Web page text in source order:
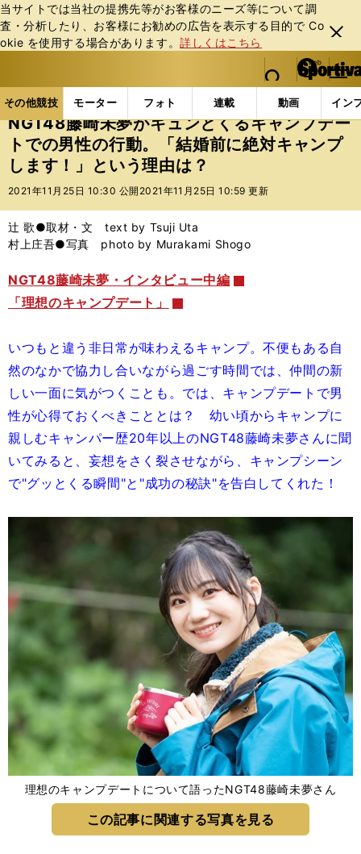
当サイトでは当社の提携先等がお客様のニーズ等について調
査・分析したり、お客様にお勧めの広告を表⽰する⽬的で Co
okie を使⽤する場合があります。詳しくはこちら
閉じ
る
web Sportiva (webスポルティーバ)
検索
マイペ
ー
ジ
メニュ
その他競技 モーター フォト 連載 動画 イン
ス
ポ
ル
ー
バ
その他競技の記事一覧 その他競技 その他
NGT48藤崎未夢がキュンとくるキャンプデー
トでの男性の行動。「結婚前に絶対キャンプ
します！」という理由は？
2021年11月25日 10:30 公開 2021年11月25日 10:59 更新
辻 歌●取材・文 text by Tsuji Uta
村上庄吾●写真 photo by Murakami Shogo
NGT48藤崎未夢・インタビュー中編
「理想のキャンプデート」
いつもと違う非日常が味わえるキャンプ。不便もある自
然のなかで協力し合いながら過ごす時間では、仲間の新
しい一面に気がつくことも。では、キャンプデートで男
性が心得ておくべきこととは？ 幼い頃からキャンプに
親しむキャンパー歴20年以上のNGT48藤崎未夢さんに聞
いてみると、妄想をさく裂させながら、キャンプシーン
で"グッとくる瞬間"と"成功の秘訣"を告白してくれた！
理想のキャンプデートについて語ったNGT48藤崎未夢さん
この記事に関連する写真を見る